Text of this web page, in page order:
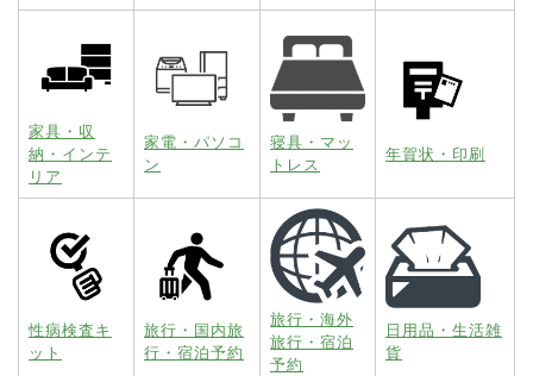
家具・収
納・インテ
リア
家電・パソコ
ン
寝具・マッ
トレス
年賀状・印刷
性病検査キ
ット
旅行・国内旅
行・宿泊予約
旅行・海外
旅行・宿泊
予約
日用品・生活雑
貨